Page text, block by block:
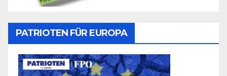
PATRIOTEN FÜR EUROPA